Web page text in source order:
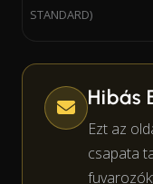
STANDARD)
Hibás
Ezt az
csapata